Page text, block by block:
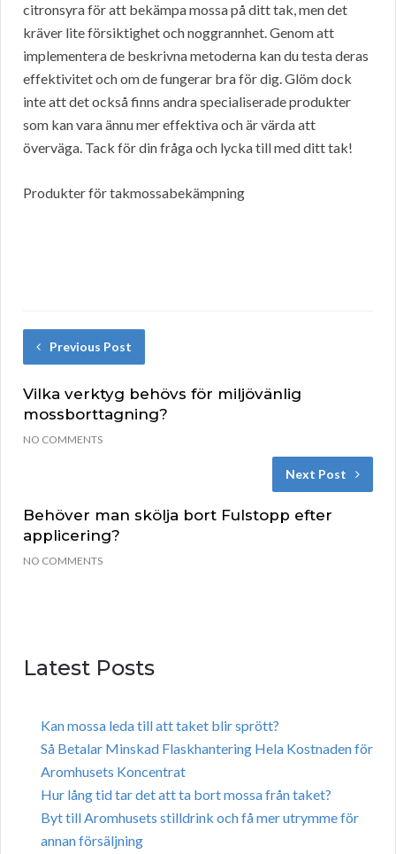
citronsyra för att bekämpa mossa på ditt tak, men det
kräver lite försiktighet och noggrannhet. Genom att
implementera de beskrivna metoderna kan du testa deras
effektivitet och om de fungerar bra för dig. Glöm dock
inte att det också finns andra specialiserade produkter
som kan vara ännu mer effektiva och är värda att
överväga. Tack för din fråga och lycka till med ditt tak!
Produkter för takmossabekämpning
Previous Post
Vilka verktyg behövs för miljövänlig
mossborttagning?
NO COMMENTS
Next Post
Behöver man skölja bort Fulstopp efter
applicering?
NO COMMENTS
Latest Posts
Kan mossa leda till att taket blir sprött?
Så Betalar Minskad Flaskhantering Hela Kostnaden för
Aromhusets Koncentrat
Hur lång tid tar det att ta bort mossa från taket?
Byt till Aromhusets stilldrink och få mer utrymme för
annan försäljning